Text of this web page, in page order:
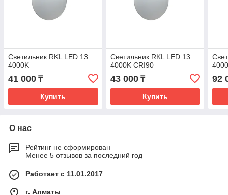
Светильник RKL LED 13
4000K
41 000 ₸
Купить
Светильник RKL LED 13
4000K CRI90
43 000₸
Купить
92
О нас
Рейтинг не сформирован
Менее 5 отзывов за последний год
Работает с 11.01.2017
г. Алматы